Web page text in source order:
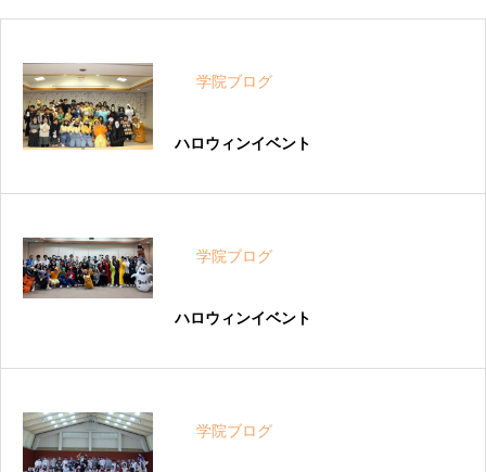
学院ブログ
ハロウィンイベント
学院ブログ
ハロウィンイベント
学院ブログ